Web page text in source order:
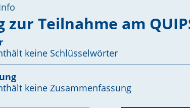
zur Teilnahme am
keine Schlüsselwörter
keine Zusammenfassung